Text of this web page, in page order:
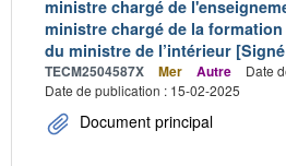
ministre chargé de
ministre chargé de la
du ministre de l’intérieur
TECM2504587X Mer Autre
Date
Date de publication : 15-02-2025
Document principal